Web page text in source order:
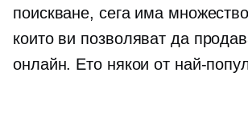
поискване, сега има
които ви позволяват да
онлайн. Ето някои от най-